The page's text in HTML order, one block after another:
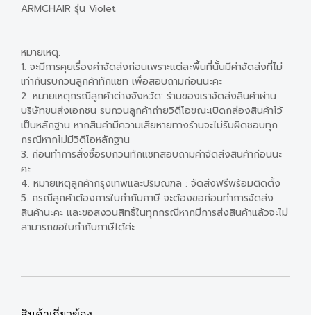
ARMCHAIR รุ่น Violet
หมายเหตุ:
1. จะมีการคุยเรื่องค่าจัดส่งก่อนเพราะแต่ละพื้นที่นั้นมีค่าจัดส่งที่ไม่
เท่ากันรบกวนลูกค้าทักแชท เพื่อสอบถามก่อนนะคะ
2. หมายเหตุกรณีลูกค้าต่างจังหวัด: ร้านของเราจัดส่งสินค้าผ่าน
บริษัทขนส่งเอกชน รบกวนลูกค้าถ่ายวิดีโอขณะเปิดกล่องสินค้าไว้
เป็นหลักฐาน หากสินค้ามีความเสียหายทางร้านจะไม่รับผิดชอบทุก
กรณีหากไม่มีวิดีโอหลักฐาน
3. ก่อนทำการสั่งซื้อรบกวนทักแชทสอบถามค่าจัดส่งสินค้าก่อนนะ
คะ
4. หมายเหตุลูกค้ากรุงเทพและปริมณฑล : จัดส่งฟรีพร้อมติดตั้ง
5. กรณีลูกค้าต้องการใบกำกับภาษี จะต้องขอก่อนทำการจัดส่ง
สินค้านะคะ และขอสงวนสิทธิ์ในทุกกรณีหากมีการส่งสินค้าแล้วจะไม่
สามารถขอใบกำกับภาษีได้ค่ะ